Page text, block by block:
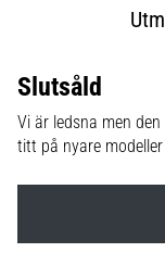
6
Upptäck
de
Nike
6
Slutsåld
Vi är ledsna men
titt på nyare